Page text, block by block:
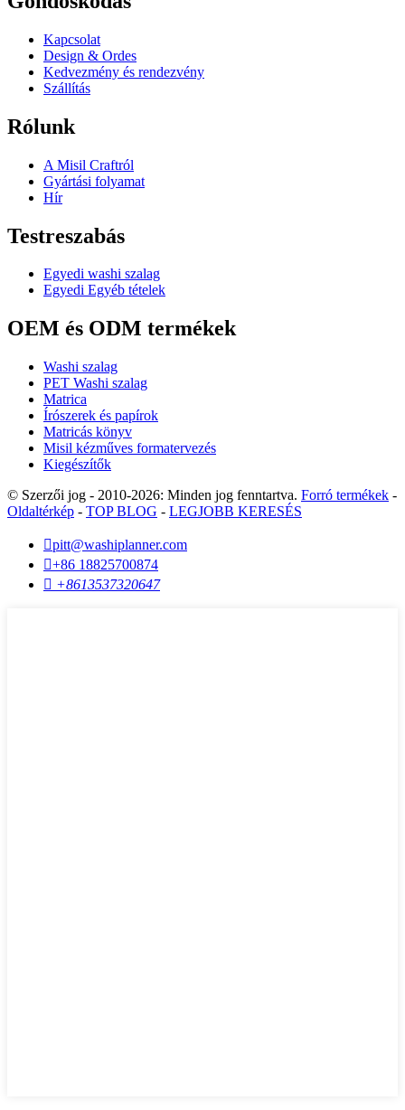
Kapcsolat
Design & Ordes
Kedvezmény és rendezvény
Szállítás
Rólunk
A Misil Craftról
Gyártási folyamat
Hír
Testreszabás
Egyedi washi szalag
Egyedi Egyéb tételek
OEM és ODM termékek
Washi szalag
PET Washi szalag
Matrica
Írószerek és papírok
Matricás könyv
Misil kézműves formatervezés
Kiegészítők
© Szerzői jog - 2010-2026: Minden jog fenntartva. Forró termékek -
Oldaltérkép - TOP BLOG - LEGJOBB KERESÉS
pitt@washiplanner.com
+86 18825700874
 +8613537320647